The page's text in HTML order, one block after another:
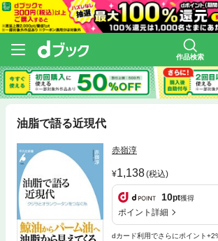
作品検索
油脂で語る近現代
赤嶺淳
1,138(税込)
10pt獲得
ポイント詳細
dカード利用でさらにポイント